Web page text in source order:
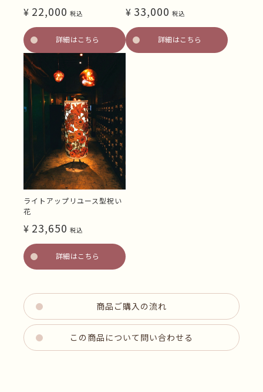
¥ 22,000 税込
詳細はこちら
¥ 33,000 税込
詳細はこちら
ライトアップリユース型祝い
花
¥ 23,650 税込
詳細はこちら
商品ご購入の流れ
この商品について問い合わせる